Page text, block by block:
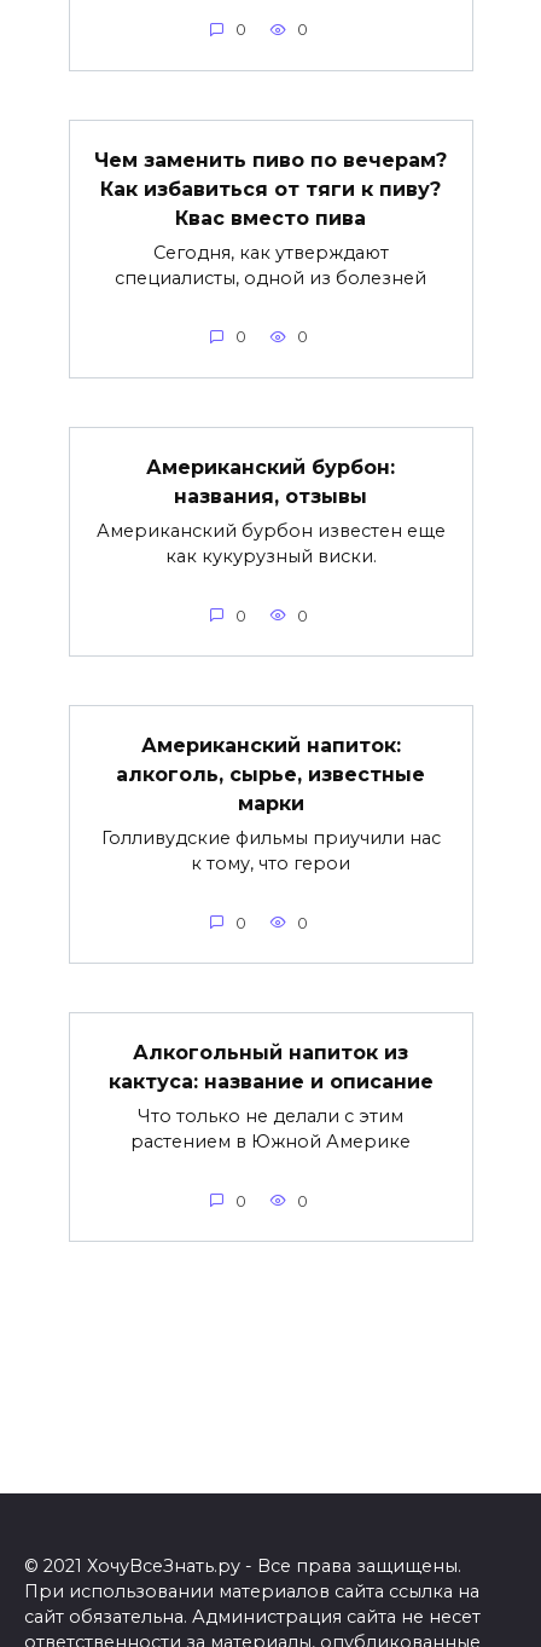
0 0
Чем заменить пиво по вечерам?
Как избавиться от тяги к пиву?
Квас вместо пива
Сегодня, как утверждают
специалисты, одной из болезней
0 0
Американский бурбон:
названия, отзывы
Американский бурбон известен еще
как кукурузный виски.
0 0
Американский напиток:
алкоголь, сырье, известные
марки
Голливудские фильмы приучили нас
к тому, что герои
0 0
Алкогольный напиток из
кактуса: название и описание
Что только не делали с этим
растением в Южной Америке
0 0
© 2021 ХочуВсеЗнать.ру - Все права защищены.
При использовании материалов сайта ссылка на
сайт обязательна. Администрация сайта не несет
ответственности за материалы, опубликованные